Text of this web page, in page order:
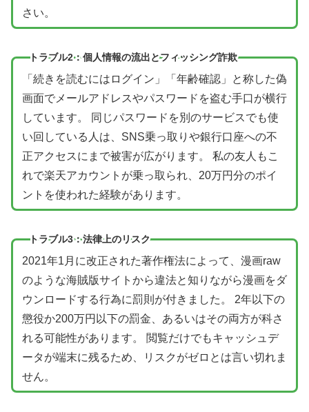
さい。
トラブル2：個人情報の流出とフィッシング詐欺
「続きを読むにはログイン」「年齢確認」と称した偽
画面でメールアドレスやパスワードを盗む手口が横行
しています。 同じパスワードを別のサービスでも使
い回している人は、SNS乗っ取りや銀行口座への不
正アクセスにまで被害が広がります。 私の友人もこ
れで楽天アカウントが乗っ取られ、20万円分のポイ
ントを使われた経験があります。
トラブル3：法律上のリスク
2021年1月に改正された著作権法によって、漫画raw
のような海賊版サイトから違法と知りながら漫画をダ
ウンロードする行為に罰則が付きました。 2年以下の
懲役か200万円以下の罰金、あるいはその両方が科さ
れる可能性があります。 閲覧だけでもキャッシュデ
ータが端末に残るため、リスクがゼロとは言い切れま
せん。